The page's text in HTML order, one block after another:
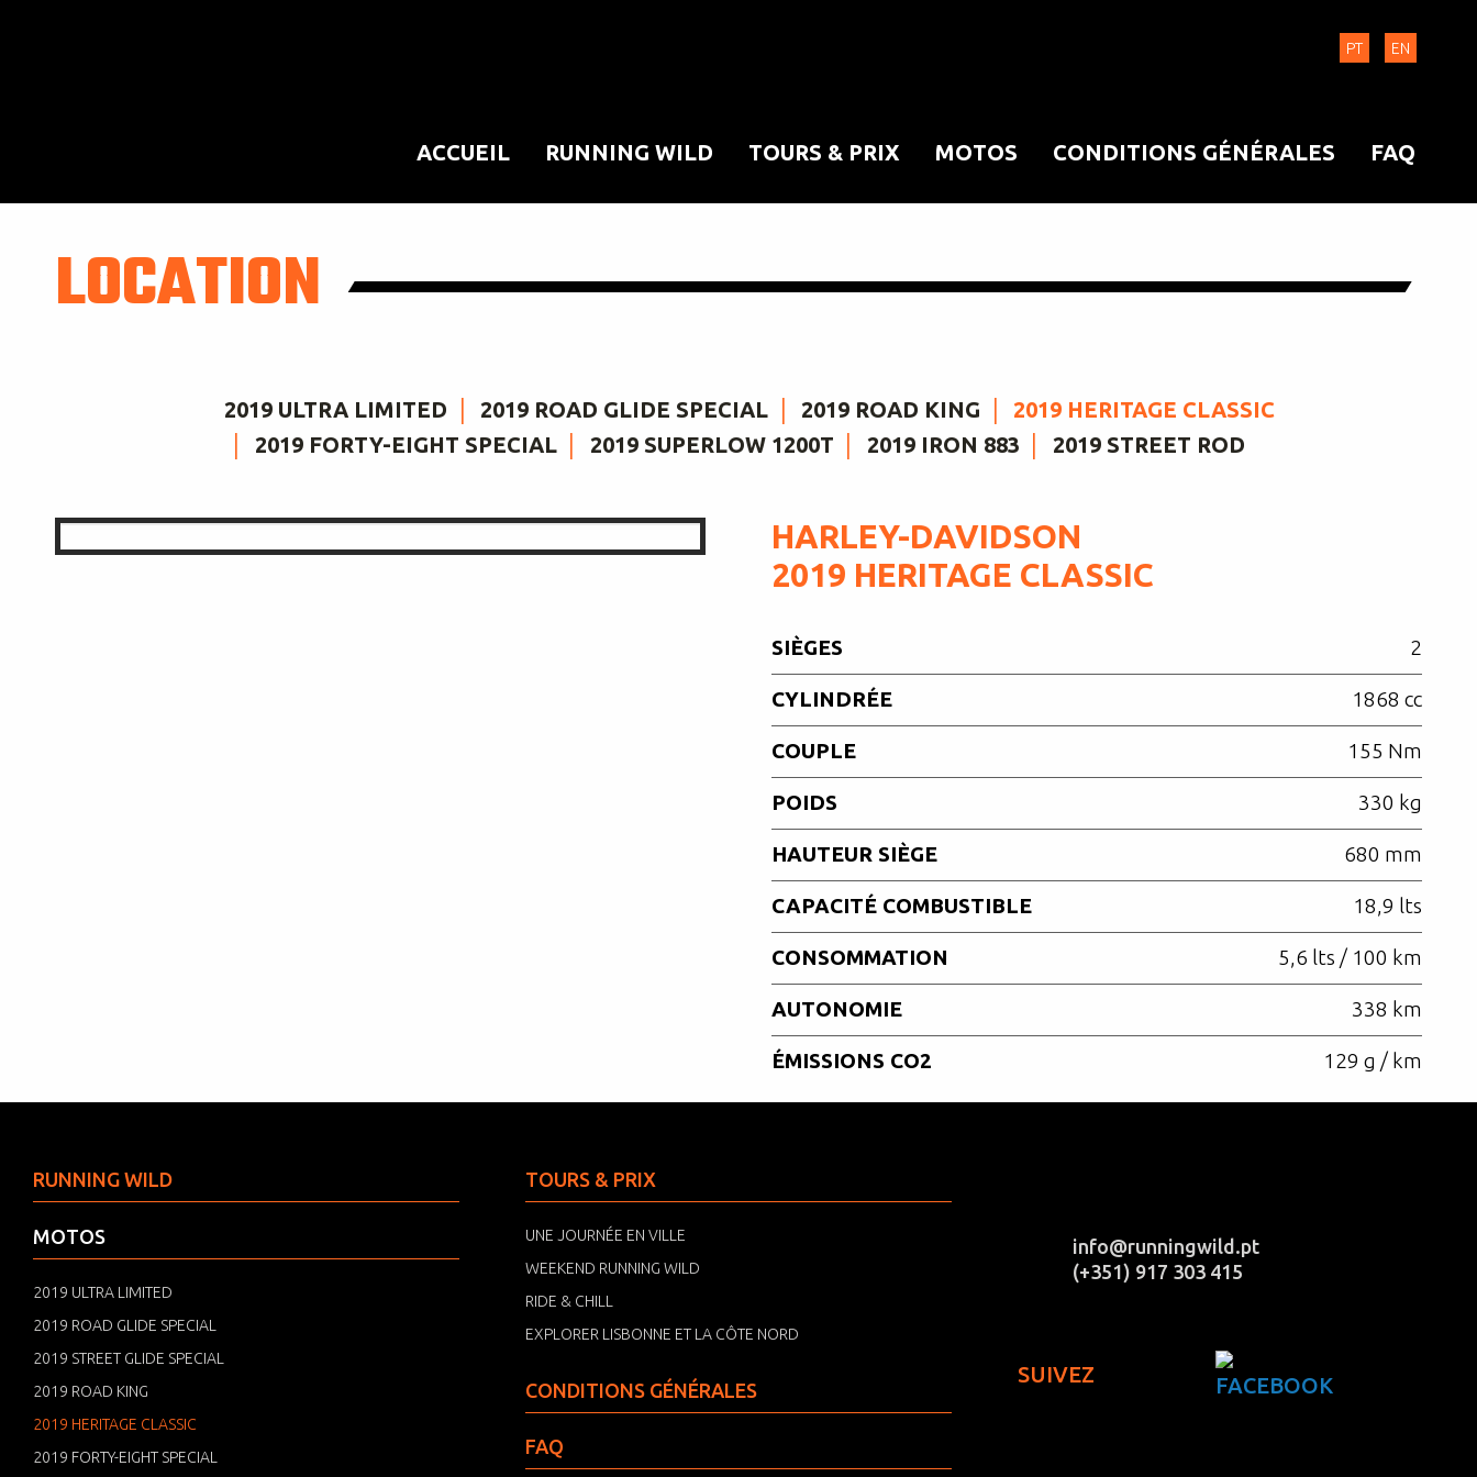
PT EN
ACCUEIL RUNNING WILD TOURS & PRIX MOTOS CONDITIONS GÉNÉRALES FAQ
LOCATION
2019 ULTRA LIMITED 2019 ROAD GLIDE SPECIAL 2019 ROAD KING
2019 HERITAGE CLASSIC
2019 FORTY-EIGHT SPECIAL
2019 SUPERLOW 1200T 2019 IRON 883 2019 STREET ROD
HARLEY-DAVIDSON
2019 HERITAGE CLASSIC
SIÈGES 2
CYLINDRÉE 1868 cc
COUPLE 155 Nm
POIDS 330 kg
HAUTEUR SIÈGE 680 mm
CAPACITÉ COMBUSTIBLE 18,9 lts
CONSOMMATION 5,6 lts / 100 km
AUTONOMIE 338 km
ÉMISSIONS CO2 129 g / km
RUNNING WILD
MOTOS
2019 ULTRA LIMITED
2019 ROAD GLIDE SPECIAL
2019 STREET GLIDE SPECIAL
2019 ROAD KING
2019 HERITAGE CLASSIC
2019 FORTY-EIGHT SPECIAL
TOURS & PRIX
UNE JOURNÉE EN VILLE
WEEKEND RUNNING WILD
RIDE & CHILL
EXPLORER LISBONNE ET LA CÔTE NORD
CONDITIONS GÉNÉRALES
FAQ
info@runningwild.pt
(+351) 917 303 415
SUIVEZ